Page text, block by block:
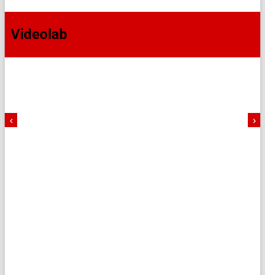
Videolab
‹ ›